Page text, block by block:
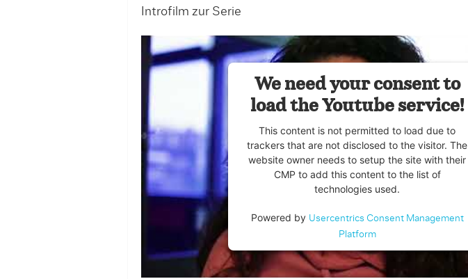
Introfilm zur Serie
We need your consent to
load the Youtube service!
This content is not permitted to load due to
trackers that are not disclosed to the visitor. The
website owner needs to setup the site with their
CMP to add this content to the list of
technologies used.
Powered by Usercentrics Consent Management
Platform